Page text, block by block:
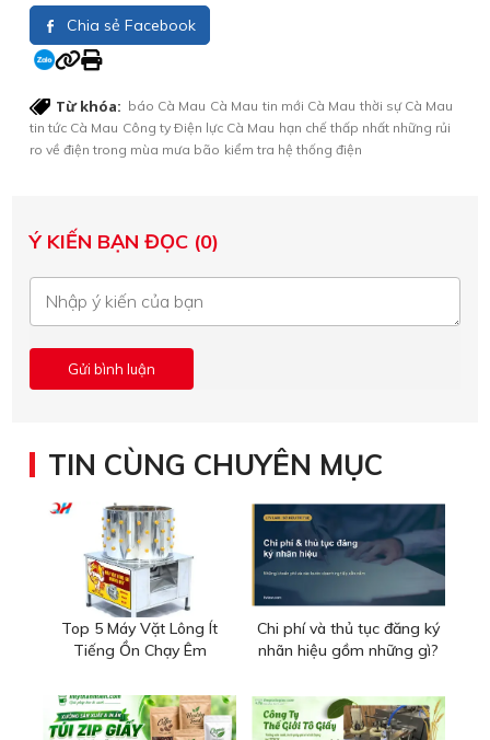
Chia sẻ Facebook
Từ khóa: báo Cà Mau Cà Mau tin mới Cà Mau thời sự Cà Mau
tin tức Cà Mau Công ty Ðiện lực Cà Mau hạn chế thấp nhất những rủi
ro về điện trong mùa mưa bão kiểm tra hệ thống điện
Ý KIẾN BẠN ĐỌC (0)
TIN CÙNG CHUYÊN MỤC
Top 5 Máy Vặt Lông Ít
Tiếng Ồn Chạy Êm
Chi phí và thủ tục đăng ký
nhãn hiệu gồm những gì?